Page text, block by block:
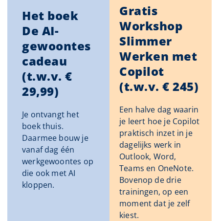
Het boek
De AI-
gewoontes
cadeau
(t.w.v. €
29,99)
Je ontvangt het
boek thuis.
Daarmee bouw je
vanaf dag één
werkgewoontes op
die ook met AI
kloppen.
Gratis
Workshop
Slimmer
Werken met
Copilot
(t.w.v. € 245)
Een halve dag waarin
je leert hoe je Copilot
praktisch inzet in je
dagelijks werk in
Outlook, Word,
Teams en OneNote.
Bovenop de drie
trainingen, op een
moment dat je zelf
kiest.